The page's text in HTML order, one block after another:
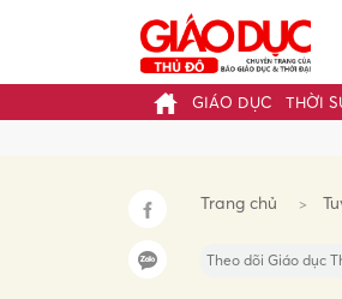
GIÁO DỤC THỜI
Trang chủ
Theo dõi Giáo dục